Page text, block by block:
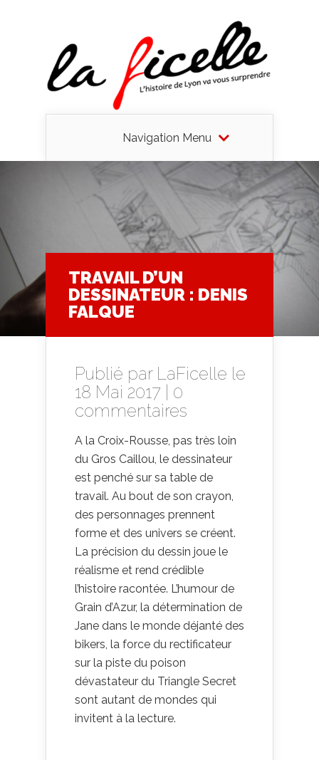
Navigation Menu
TRAVAIL D’UN
DESSINATEUR : DENIS
FALQUE
Publié par LaFicelle le
18 Mai 2017 | 0
commentaires
A la Croix-Rousse, pas très loin
du Gros Caillou, le dessinateur
est penché sur sa table de
travail. Au bout de son crayon,
des personnages prennent
forme et des univers se créent.
La précision du dessin joue le
réalisme et rend crédible
l’histoire racontée. L’humour de
Grain d’Azur, la détermination de
Jane dans le monde déjanté des
bikers, la force du rectificateur
sur la piste du poison
dévastateur du Triangle Secret
sont autant de mondes qui
invitent à la lecture.